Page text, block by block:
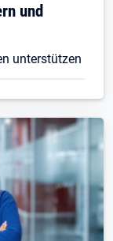
und
unterstützen